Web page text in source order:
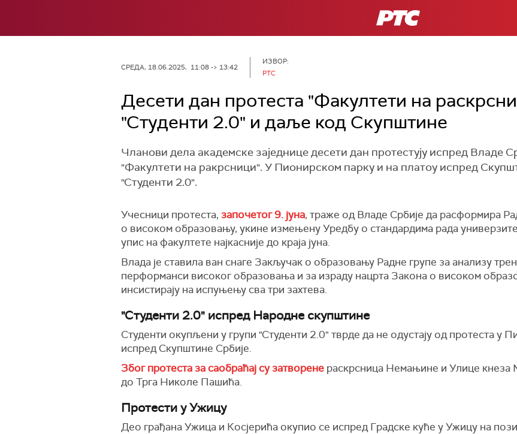
РТС
СРЕДА, 18.06.2025, 11:08 -> 13:42
ИЗВОР:
РТС
Десети дан протеста "Факултети на
"Студенти 2.0" и даље код Скупштине
Чланови дела академске заједнице десети дан протестују испред Владе
"Факултети на ракрсници". У Пионирском парку и на платоу испред
"Студенти 2.0".
Учесници протеста, започетог 9. јуна, траже од Владе Србије да расформира
о високом образовању, укине измењену Уредбу о стандардима рада
упис на факултете најкасније до краја јуна.
Влада је ставила ван снаге Закључак о образовању Радне групе за анализу
перформанси високог образовања и за израду нацрта Закона о високом
инсистирају на испуњењу сва три захтева.
"Студенти 2.0" испред Народне скупштине
Студенти окупљени у групи "Студенти 2.0" тврде да не одустају од протеста у
испред Скупштине Србије.
Због протеста за саобраћај су затворене раскрсница Немањине и Улице кнеза
до Трга Николе Пашића.
Протести у Ужицу
Део грађана Ужица и Косјерића окупио се испред Градске куће у Ужицу на